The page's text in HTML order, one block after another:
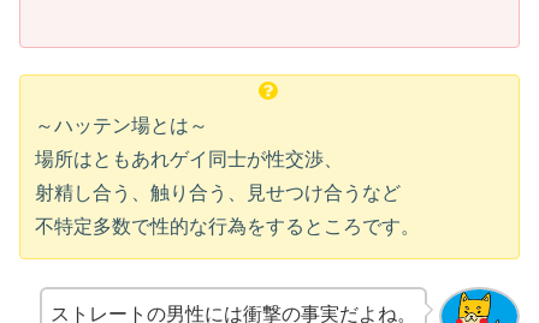
～ハッテン場とは～
場所はともあれゲイ同士が性交渉、
射精し合う、触り合う、見せつけ合うなど
不特定多数で性的な行為をするところです。
ストレートの男性には衝撃の事実だよね。